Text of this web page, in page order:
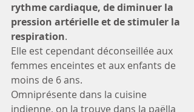
rythme cardiaque, de diminuer la
pression artérielle et de stimuler la
respiration.
Elle est cependant déconseillée aux
femmes enceintes et aux enfants de
moins de 6 ans.
Omniprésente dans la cuisine
indienne, on la trouve dans la paëlla